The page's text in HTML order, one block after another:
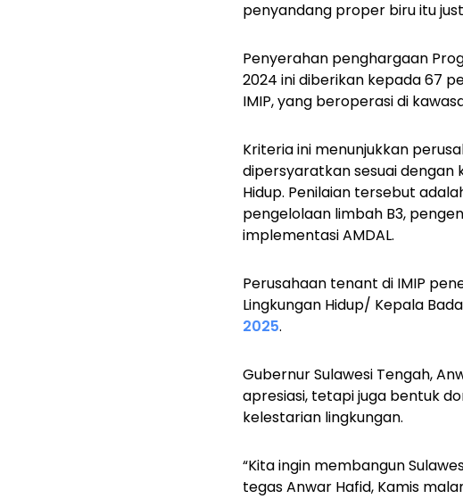
penyandang proper biru itu
Penyerahan penghargaan
2024 ini diberikan kepada 67
IMIP, yang beroperasi di
Kriteria ini menunjukkan
dipersyaratkan sesuai
Hidup. Penilaian tersebut
pengelolaan limbah B3,
implementasi AMDAL.
Perusahaan tenant di IMIP
Lingkungan Hidup/ Kepala
2025.
Gubernur Sulawesi Tengah,
apresiasi, tetapi juga bentuk
kelestarian lingkungan.
“Kita ingin membangun
tegas Anwar Hafid, Kamis